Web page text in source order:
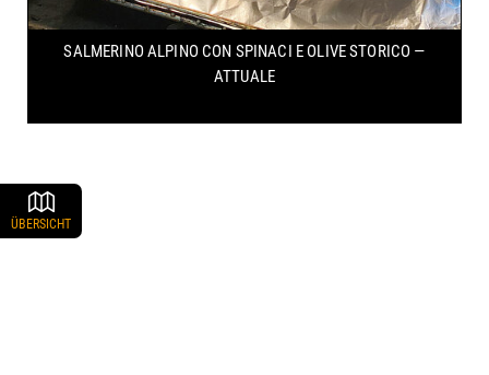
SALMERINO ALPINO CON SPINACI E OLIVESTORICO —
ATTUALE
ÜBERSICHT